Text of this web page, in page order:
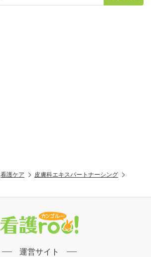
看護ケア
皮膚科エキスパートナーシング
運営サイト